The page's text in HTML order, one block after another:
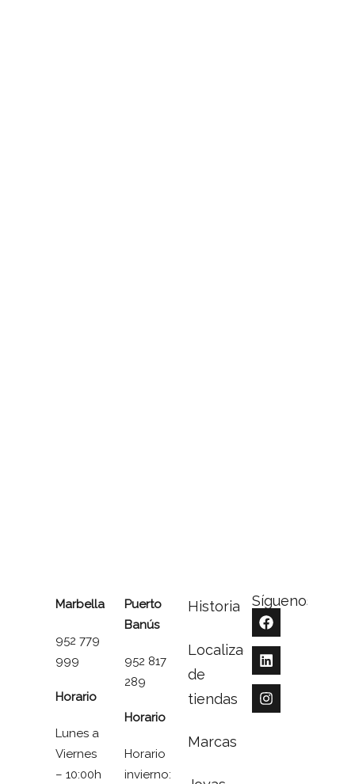
Marbella
952 779
999
Horario
Lunes a
Viernes
– 10:00h
Puerto
Banús
952 817
289
Horario
Horario
invierno:
Historia
Localizador
de
tiendas
Marcas
Síguenos